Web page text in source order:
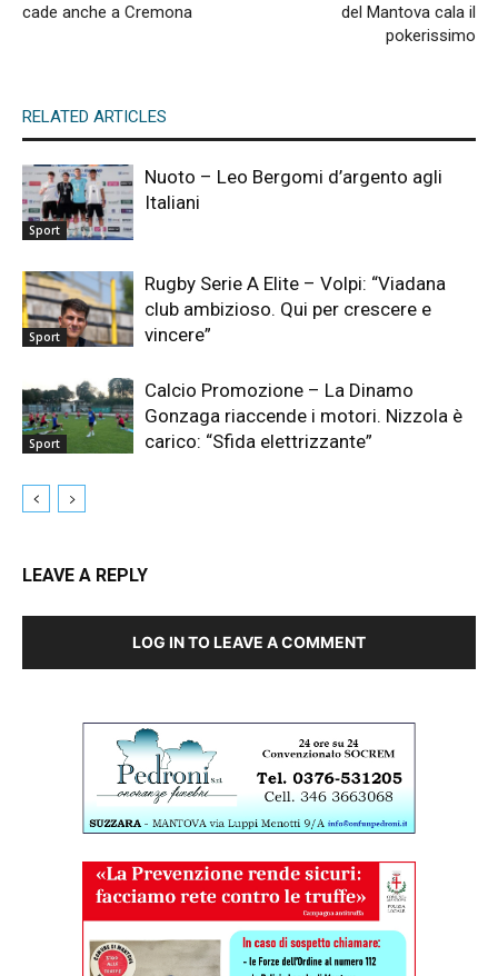
cade anche a Cremona
del Mantova cala il
pokerissimo
RELATED ARTICLES
Sport
Nuoto – Leo Bergomi d’argento agli
Italiani
Sport
Rugby Serie A Elite – Volpi: “Viadana
club ambizioso. Qui per crescere e
vincere”
Sport
Calcio Promozione – La Dinamo
Gonzaga riaccende i motori. Nizzola è
carico: “Sfida elettrizzante”
LEAVE A REPLY
LOG IN TO LEAVE A COMMENT